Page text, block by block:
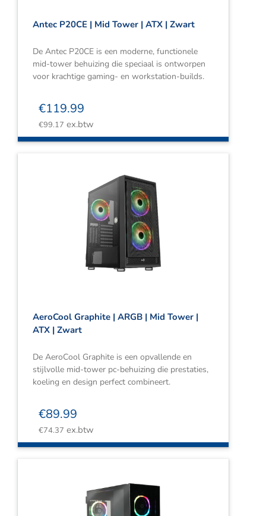
Antec P20CE | Mid Tower | ATX | Zwart
De Antec P20CE is een moderne, functionele
mid-tower behuizing die speciaal is ontworpen
voor krachtige gaming- en workstation-builds.
€119.99
€99.17 ex.btw
AeroCool Graphite | ARGB | Mid Tower |
ATX | Zwart
De AeroCool Graphite is een opvallende en
stijlvolle mid-tower pc-behuizing die prestaties,
koeling en design perfect combineert.
€89.99
€74.37 ex.btw